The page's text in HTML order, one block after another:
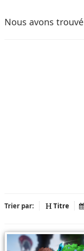
Nous avons trouvé
Trier par: Titre